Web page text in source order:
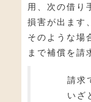
用、次の借り
損害が出ます、
そのような場
まで補償を請
請求
いざ